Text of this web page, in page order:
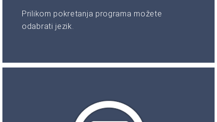
Prilikom pokretanja programa možete
odabrati jezik.